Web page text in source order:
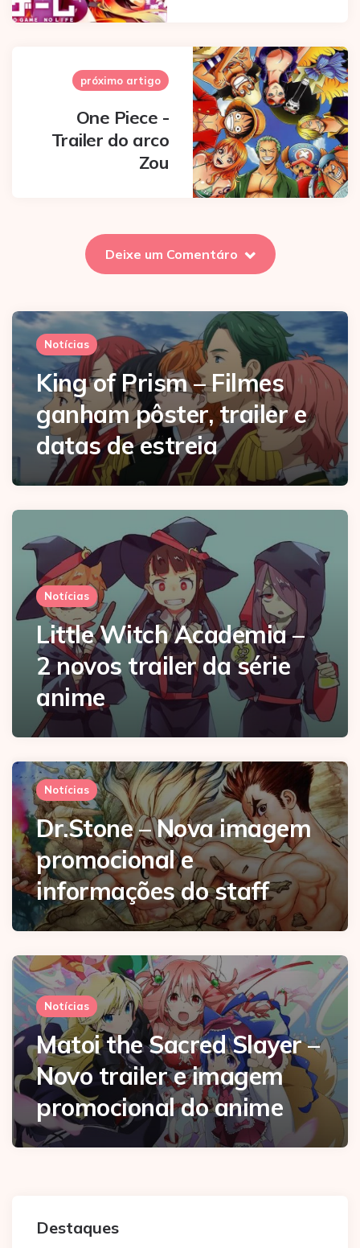
próximo artigo
One Piece -
Trailer do arco
Zou
Deixe um Comentáro
Notícias
King of Prism – Filmes
ganham pôster, trailer e
datas de estreia
Notícias
Little Witch Academia –
2 novos trailer da série
anime
Notícias
Dr.Stone – Nova imagem
promocional e
informações do staff
Notícias
Matoi the Sacred Slayer –
Novo trailer e imagem
promocional do anime
Destaques